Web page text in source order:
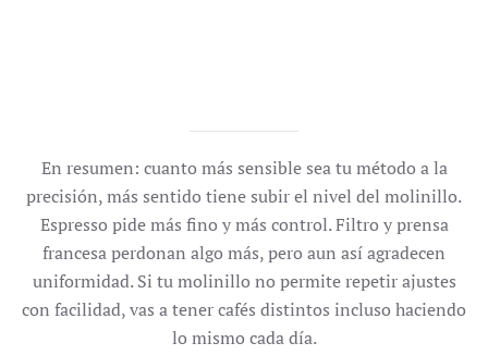
En resumen: cuanto más sensible sea tu método a la
precisión, más sentido tiene subir el nivel del molinillo.
Espresso pide más fino y más control. Filtro y prensa
francesa perdonan algo más, pero aun así agradecen
uniformidad. Si tu molinillo no permite repetir ajustes
con facilidad, vas a tener cafés distintos incluso haciendo
lo mismo cada día.